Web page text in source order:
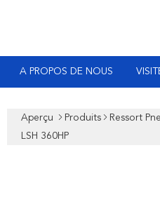
A PROPOS DE NOUS
Aperçu Produits Ressort
LSH 360HP